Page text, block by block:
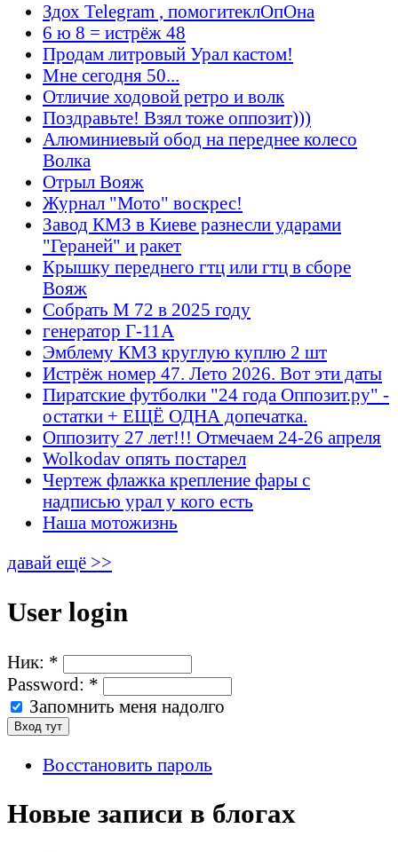
Здох Telegram , помогитеклОпОна
6 ю 8 = истрёж 48
Продам литровый Урал кастом!
Мне сегодня 50...
Отличие ходовой ретро и волк
Поздравьте! Взял тоже оппозит)))
Алюминиевый обод на переднее колесо
Волка
Отрыл Вояж
Журнал "Мото" воскрес!
Завод КМЗ в Киеве разнесли ударами
"Гераней" и ракет
Крышку переднего гтц или гтц в сборе
Вояж
Собрать М 72 в 2025 году
генератор Г-11А
Эмблему КМЗ круглую куплю 2 шт
Истрёж номер 47. Лето 2026. Вот эти даты
Пиратские футболки "24 года Оппозит.ру" -
остатки + ЕЩЁ ОДНА допечатка.
Оппозиту 27 лет!!! Отмечаем 24-26 апреля
Wolkodav опять постарел
Чертеж флажка крепление фары с
надписью урал у кого есть
Наша мотожизнь
давай ещё >>
User login
Ник: *
Password: *
Запомнить меня надолго
Восстановить пароль
Новые записи в блогах